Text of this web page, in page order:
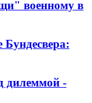
военному в
дилеммой -